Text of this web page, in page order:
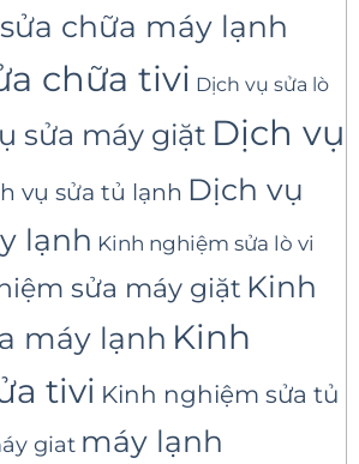
chữa máy lạnh
chữa tivi Dịch vụ sửa lò
sửa máy giặt Dịch vụ
vụ sửa tủ lạnh Dịch vụ
lạnh Kinh nghiệm sửa lò vi
sửa máy giặt Kinh
máy lạnh Kinh
tivi Kinh nghiệm sửa tủ
giat máy lạnh